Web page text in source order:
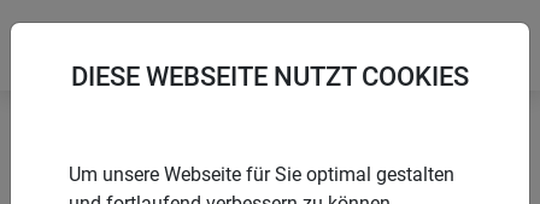
Startseite Sonnensegel Sun Sail ELBA Dreieck
DIESE WEBSEITE NUTZT COOKIES
Um unsere Webseite für Sie optimal gestalten